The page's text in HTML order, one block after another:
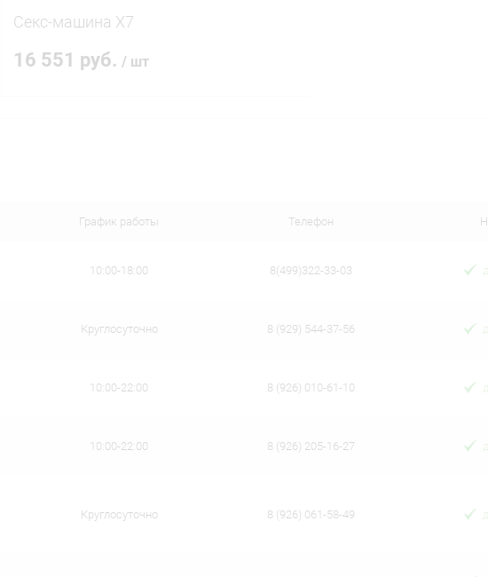
Секс-машина Х7
16 551 руб. / шт
График работы Телефон
10:00-18:00 8(499)322-33-03
Круглосуточно 8 (929) 544-37-56
10:00-22:00 8 (926) 010-61-10
10:00-22:00 8 (926) 205-16-27
Круглосуточно 8 (926) 061-58-49